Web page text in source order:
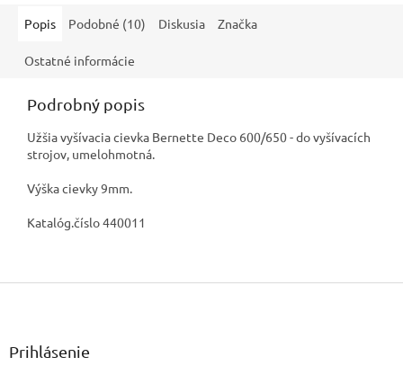
Popis Podobné (10) Diskusia Značka
Ostatné informácie
Podrobný popis
Užšia vyšívacia cievka Bernette Deco 600/650 - do vyšívacích
strojov, umelohmotná.
Výška cievky 9mm.
Katalóg.číslo 440011
Prihlásenie